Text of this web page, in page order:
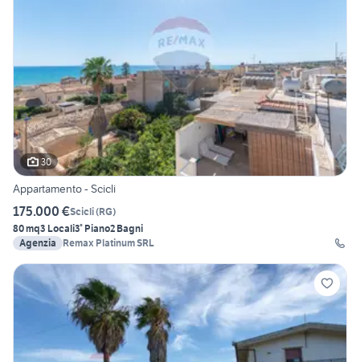
30
Appartamento - Scicli
175.000 €Scicli(RG)
80 mq3 Locali3° Piano2 Bagni
Agenzia
Remax Platinum SRL